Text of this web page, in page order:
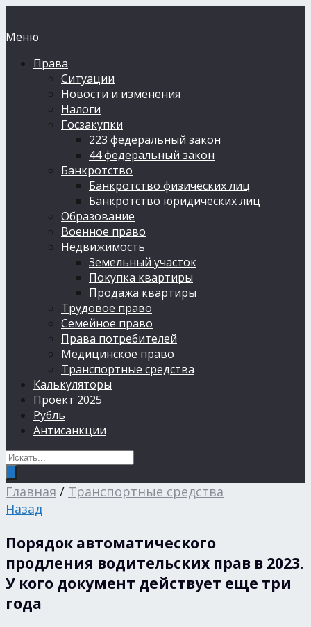
Меню
Права
Ситуации
Новости и изменения
Налоги
Госзакупки
223 федеральный закон
44 федеральный закон
Банкротство
Банкротство физических лиц
Банкротство юридических лиц
Образование
Военное право
Недвижимость
Земельный участок
Покупка квартиры
Продажа квартиры
Трудовое право
Семейное право
Права потребителей
Медицинское право
Транспортные средства
Калькуляторы
Проект 2025
Рубль
Антисанкции
Главная / Транспортные средства
Назад
Порядок автоматического
продления водительских прав в 2023.
У кого документ действует еще три
года